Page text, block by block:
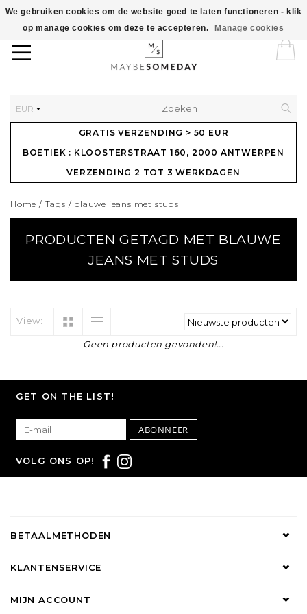
EUR
GRATIS VERZENDING > 50 EUR
BOETIEK : KLOOSTERSTRAAT 160, 2000 ANTWERPEN
VERZENDING 2 TOT 3 WERKDAGEN
Home / Tags / blauwe jeans met studs
PRODUCTEN GETAGD MET BLAUWE
JEANS MET STUDS
View:
Geen producten gevonden!...
We gebruiken cookies om de website goed te laten functioneren - klik
op manage cookies om deze te accepteren.
Manage cookies
GET ON THE LIST!
ABONNEER
VOLG ONS OP!
BETAALMETHODEN
KLANTENSERVICE
MIJN ACCOUNT